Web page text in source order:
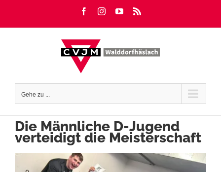
FacebookInstagramYouTube
Gehe zu ...
Die Männliche D-Jugend
verteidigt die Meisterschaft